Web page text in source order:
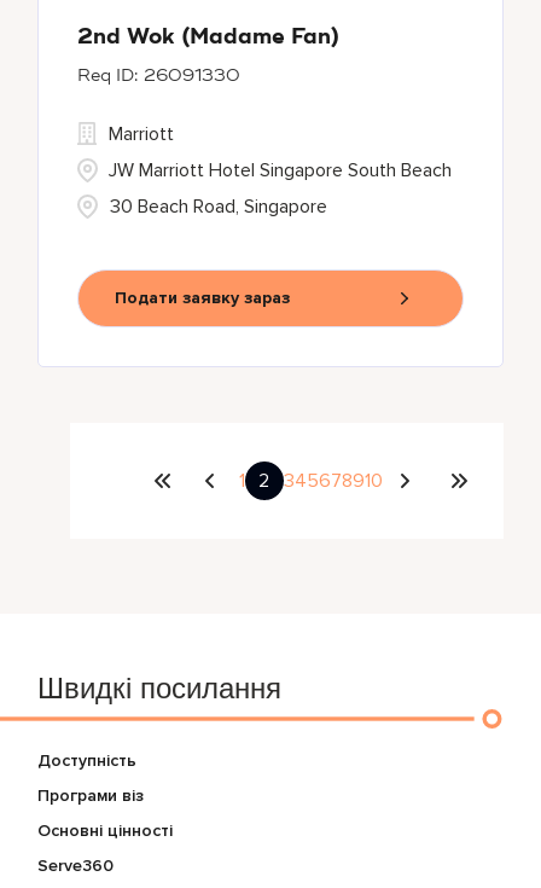
2nd Wok (Madame Fan)
26091330
30 Beach Road, Singapore
Marriott
JW Marriott Hotel Singapore South Beach
Подати заявку зараз
1 2 345678910
Швидкі посилання
Доступність
Програми віз
Основні цінності
Serve360